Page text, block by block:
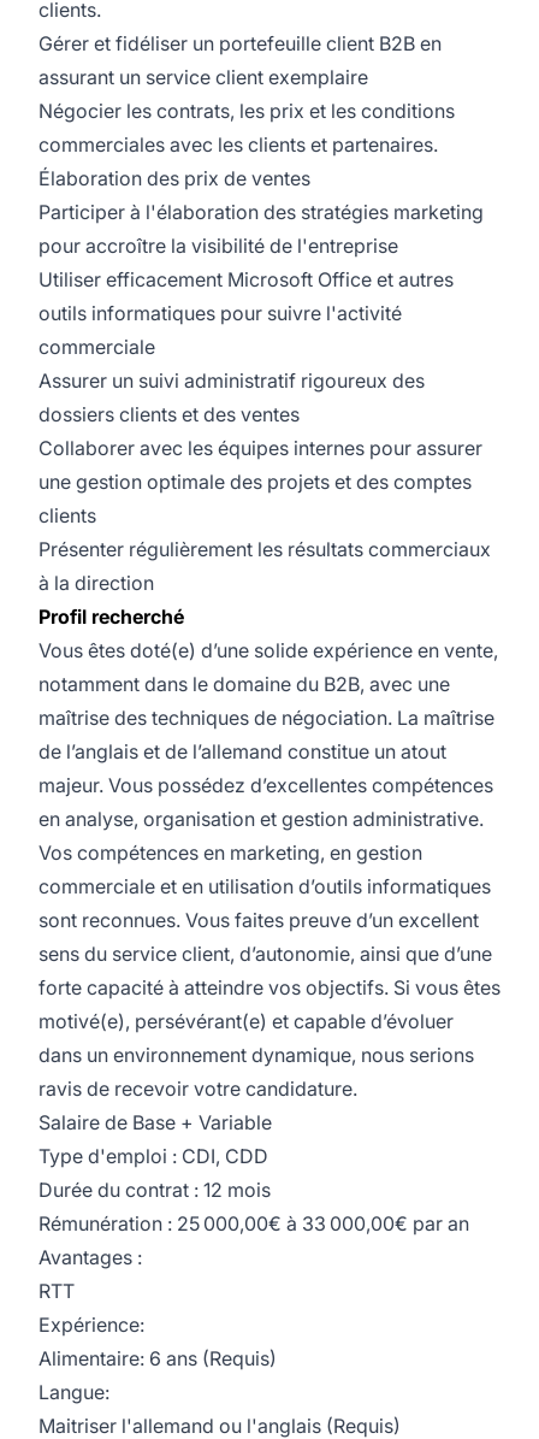
clients.
Gérer et fidéliser un portefeuille client B2B en
assurant un service client exemplaire
Négocier les contrats, les prix et les conditions
commerciales avec les clients et partenaires.
Élaboration des prix de ventes
Participer à l'élaboration des stratégies marketing
pour accroître la visibilité de l'entreprise
Utiliser efficacement Microsoft Office et autres
outils informatiques pour suivre l'activité
commerciale
Assurer un suivi administratif rigoureux des
dossiers clients et des ventes
Collaborer avec les équipes internes pour assurer
une gestion optimale des projets et des comptes
clients
Présenter régulièrement les résultats commerciaux
à la direction
Profil recherché
Vous êtes doté(e) d’une solide expérience en vente,
notamment dans le domaine du B2B, avec une
maîtrise des techniques de négociation. La maîtrise
de l’anglais et de l’allemand constitue un atout
majeur. Vous possédez d’excellentes compétences
en analyse, organisation et gestion administrative.
Vos compétences en marketing, en gestion
commerciale et en utilisation d’outils informatiques
sont reconnues. Vous faites preuve d’un excellent
sens du service client, d’autonomie, ainsi que d’une
forte capacité à atteindre vos objectifs. Si vous êtes
motivé(e), persévérant(e) et capable d’évoluer
dans un environnement dynamique, nous serions
ravis de recevoir votre candidature.
Salaire de Base + Variable
Type d'emploi : CDI, CDD
Durée du contrat : 12 mois
Rémunération : 25 000,00€ à 33 000,00€ par an
Avantages :
RTT
Expérience:
Alimentaire: 6 ans (Requis)
Langue:
Maitriser l'allemand ou l'anglais (Requis)